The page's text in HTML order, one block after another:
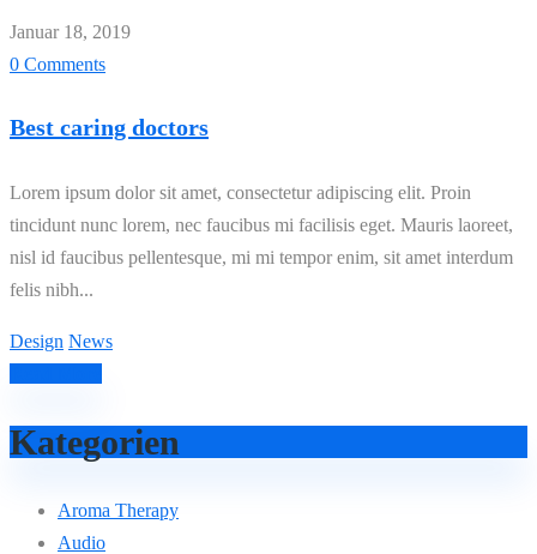
Januar 18, 2019
0 Comments
Best caring doctors
Lorem ipsum dolor sit amet, consectetur adipiscing elit. Proin
tincidunt nunc lorem, nec faucibus mi facilisis eget. Mauris laoreet,
nisl id faucibus pellentesque, mi mi tempor enim, sit amet interdum
felis nibh...
Design News
Kategorien
Aroma Therapy
Audio